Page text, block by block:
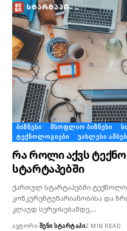
ᲑᲘᲖᲜᲔᲡᲘ ᲛᲡᲝᲤᲚᲘᲝ ᲑᲘᲖᲜᲔᲡᲘ
ᲢᲔᲥᲜᲝᲚᲝᲒᲘᲔᲑᲘ
ᲣᲐᲮᲚᲔᲡᲘ
რა როლი აქვს
სტარტაპებში
ქართულ სტარტაპებში
კონკურენტუნარიანობისა და
კლაუდ სერვისებამდე,…
ᲐᲕᲢᲝᲠᲘ:ᲨᲔᲜᲘ ᲡᲢᲐᲠᲢᲐᲞᲘ2 MIN READ